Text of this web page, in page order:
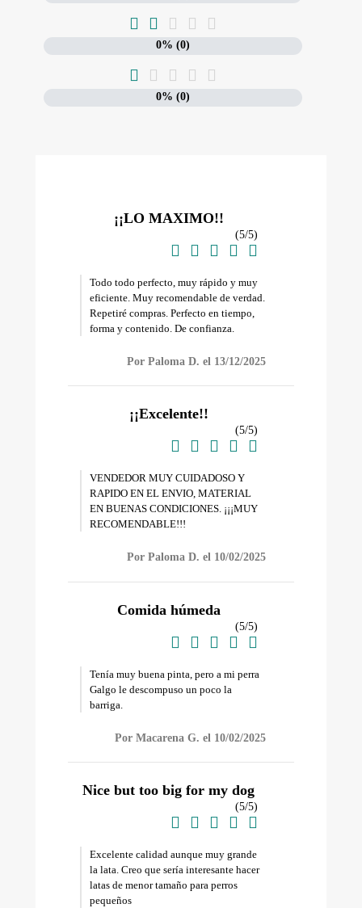
    
0% (0)
    
0% (0)
¡¡LO MAXIMO!!
(5/5)
    
Todo todo perfecto, muy rápido y muy
eficiente. Muy recomendable de verdad.
Repetiré compras. Perfecto en tiempo,
forma y contenido. De confianza.
Por Paloma D. el 13/12/2025
¡¡Excelente!!
(5/5)
    
VENDEDOR MUY CUIDADOSO Y
RAPIDO EN EL ENVIO, MATERIAL
EN BUENAS CONDICIONES. ¡¡¡MUY
RECOMENDABLE!!!
Por Paloma D. el 10/02/2025
Comida húmeda
(5/5)
    
Tenía muy buena pinta, pero a mi perra
Galgo le descompuso un poco la
barriga.
Por Macarena G. el 10/02/2025
Nice but too big for my dog
(5/5)
    
Excelente calidad aunque muy grande
la lata. Creo que sería interesante hacer
latas de menor tamaño para perros
pequeños